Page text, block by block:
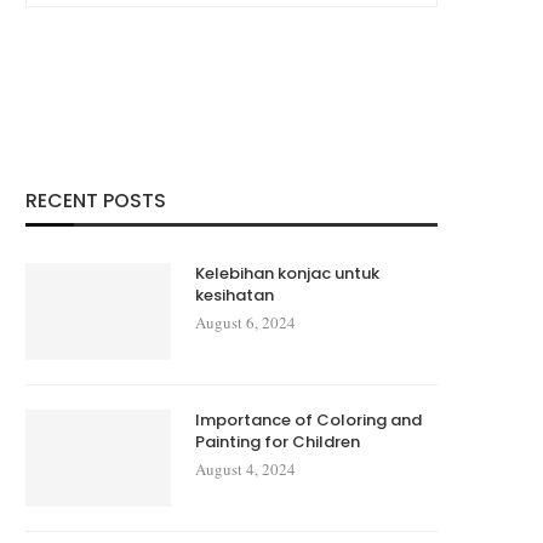
RECENT POSTS
Kelebihan konjac untuk
kesihatan
August 6, 2024
Importance of Coloring and
Painting for Children
August 4, 2024